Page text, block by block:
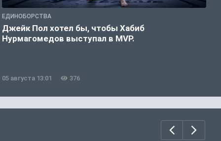
ЕДИНОБОРСТВА
Джейк Пол хотел бы, чтобы Хабиб
Нурмагомедов выступал в MVP.
05 августа 13:01 376